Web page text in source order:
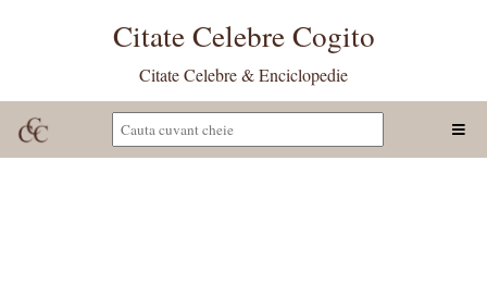
Citate Celebre Cogito
Citate Celebre & Enciclopedie